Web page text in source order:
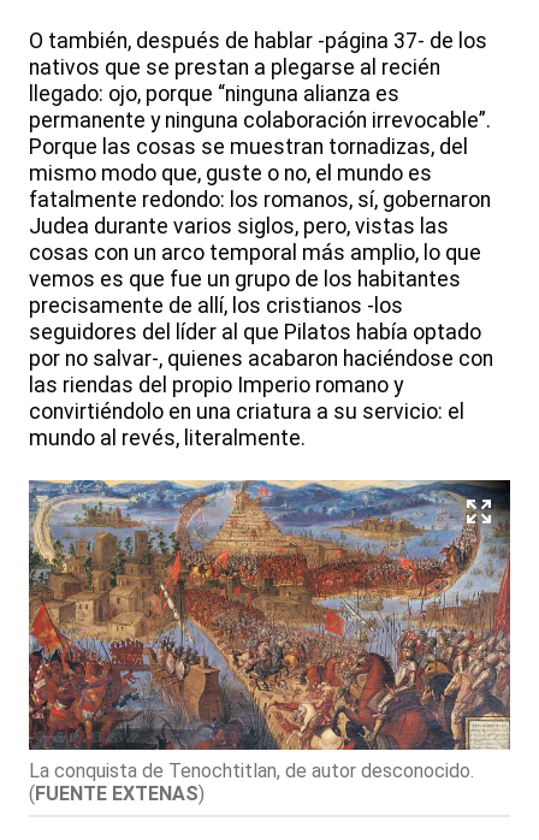
O también, después de hablar -página 37- de los
nativos que se prestan a plegarse al recién
llegado: ojo, porque “ninguna alianza es
permanente y ninguna colaboración irrevocable”.
Porque las cosas se muestran tornadizas, del
mismo modo que, guste o no, el mundo es
fatalmente redondo: los romanos, sí, gobernaron
Judea durante varios siglos, pero, vistas las
cosas con un arco temporal más amplio, lo que
vemos es que fue un grupo de los habitantes
precisamente de allí, los cristianos -los
seguidores del líder al que Pilatos había optado
por no salvar-, quienes acabaron haciéndose con
las riendas del propio Imperio romano y
convirtiéndolo en una criatura a su servicio: el
mundo al revés, literalmente.
La conquista de Tenochtitlan, de autor desconocido.
(FUENTE EXTENAS)